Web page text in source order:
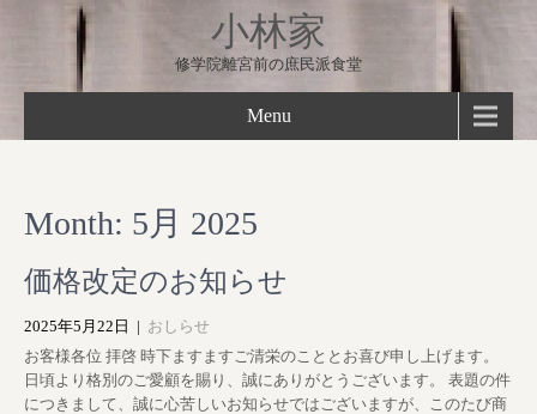
小林家
修学院離宮前の庶民派食堂
Menu
Month: 5月 2025
価格改定のお知らせ
2025年5月22日 | おしらせ
お客様各位 拝啓 時下ますますご清栄のこととお喜び申し上げます。
日頃より格別のご愛顧を賜り、誠にありがとうございます。 表題の件
につきまして、誠に心苦しいお知らせではございますが、このたび商